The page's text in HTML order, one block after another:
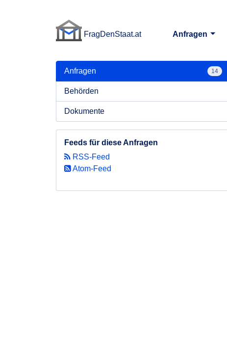
FragDenStaat.at
Anfragen
Anfragen 14
Behörden
Dokumente
Feeds für diese Anfragen
RSS-Feed
Atom-Feed